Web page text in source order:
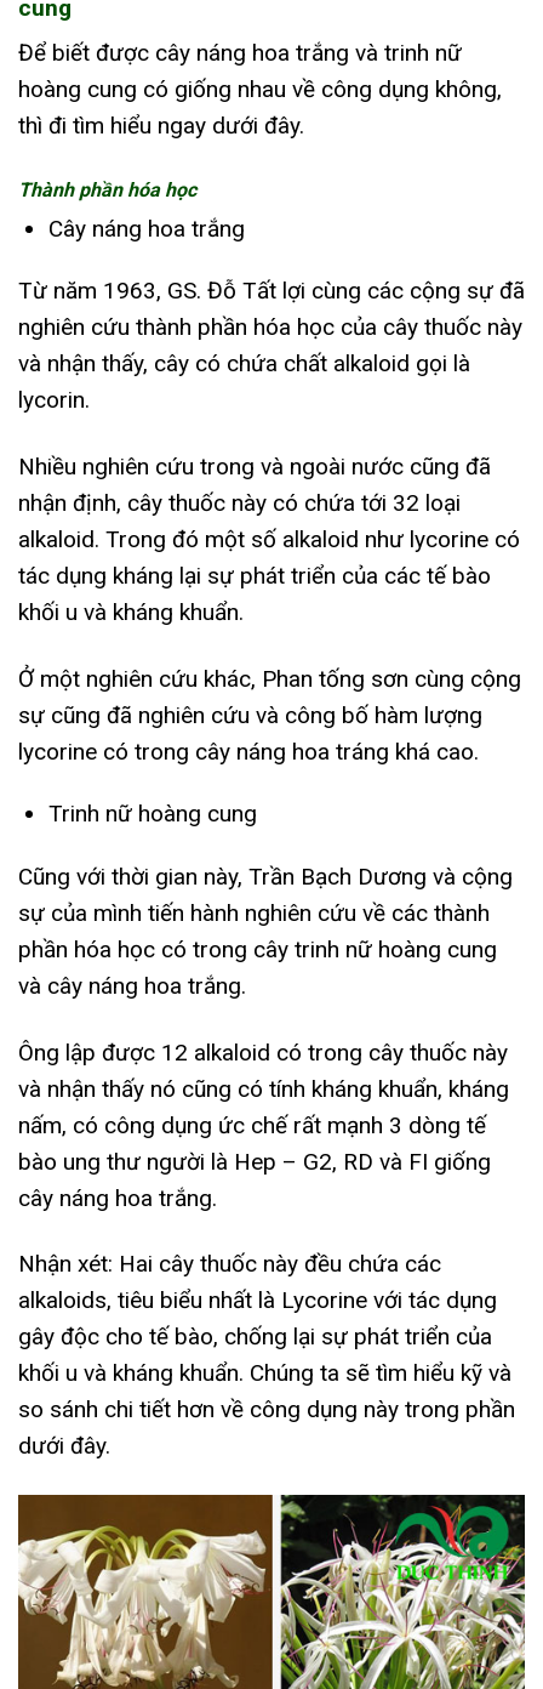
cung
Để biết được cây náng hoa trắng và trinh nữ
hoàng cung có giống nhau về công dụng không,
thì đi tìm hiểu ngay dưới đây.
Thành phần hóa học
Cây náng hoa trắng
Từ năm 1963, GS. Đỗ Tất lợi cùng các cộng sự đã
nghiên cứu thành phần hóa học của cây thuốc này
và nhận thấy, cây có chứa chất alkaloid gọi là
lycorin.
Nhiều nghiên cứu trong và ngoài nước cũng đã
nhận định, cây thuốc này có chứa tới 32 loại
alkaloid. Trong đó một số alkaloid như lycorine có
tác dụng kháng lại sự phát triển của các tế bào
khối u và kháng khuẩn.
Ở một nghiên cứu khác, Phan tống sơn cùng cộng
sự cũng đã nghiên cứu và công bố hàm lượng
lycorine có trong cây náng hoa tráng khá cao.
Trinh nữ hoàng cung
Cũng với thời gian này, Trần Bạch Dương và cộng
sự của mình tiến hành nghiên cứu về các thành
phần hóa học có trong cây trinh nữ hoàng cung
và cây náng hoa trắng.
Ông lập được 12 alkaloid có trong cây thuốc này
và nhận thấy nó cũng có tính kháng khuẩn, kháng
nấm, có công dụng ức chế rất mạnh 3 dòng tế
bào ung thư người là Hep – G2, RD và FI giống
cây náng hoa trắng.
Nhận xét: Hai cây thuốc này đều chứa các
alkaloids, tiêu biểu nhất là Lycorine với tác dụng
gây độc cho tế bào, chống lại sự phát triển của
khối u và kháng khuẩn. Chúng ta sẽ tìm hiểu kỹ và
so sánh chi tiết hơn về công dụng này trong phần
dưới đây.